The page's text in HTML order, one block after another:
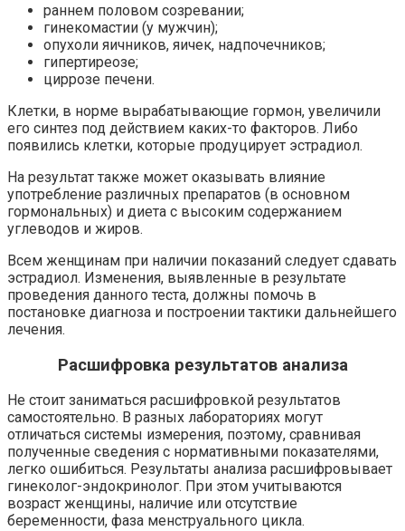
раннем половом созревании;
гинекомастии (у мужчин);
опухоли яичников, яичек, надпочечников;
гипертиреозе;
циррозе печени.
Клетки, в норме вырабатывающие гормон, увеличили
его синтез под действием каких-то факторов. Либо
появились клетки, которые продуцирует эстрадиол.
На результат также может оказывать влияние
употребление различных препаратов (в основном
гормональных) и диета с высоким содержанием
углеводов и жиров.
Всем женщинам при наличии показаний следует сдавать
эстрадиол. Изменения, выявленные в результате
проведения данного теста, должны помочь в
постановке диагноза и построении тактики дальнейшего
лечения.
Расшифровка результатов анализа
Не стоит заниматься расшифровкой результатов
самостоятельно. В разных лабораториях могут
отличаться системы измерения, поэтому, сравнивая
полученные сведения с нормативными показателями,
легко ошибиться. Результаты анализа расшифровывает
гинеколог-эндокринолог. При этом учитываются
возраст женщины, наличие или отсутствие
беременности, фаза менструального цикла.